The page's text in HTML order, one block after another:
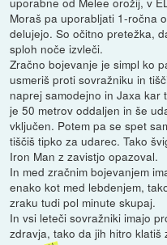
Moraš pa uporabljati 1-ročna
delujejo. So očitno pretežka,
sploh noče izvleči.
Zračno bojevanje je simpl ko
usmeriš proti sovražniku in
naprej samodejno in Jaxa
je 50 metrov oddaljen in še
vključen. Potem pa se spet
tiščiš tipko za udarec. Tako
Iron Man z zavistjo opazoval.
In med zračnim bojevanjem
enako kot med lebdenjem,
zraku tudi pol minute skupaj.
In vsi leteči sovražniki imajo
zdravja, tako da jih hitro